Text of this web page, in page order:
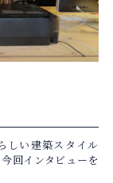
しい建築スタイル
回インタビューを